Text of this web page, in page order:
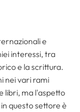
e
interessi, tra
e la scrittura.
nei vari rami
libri, ma l'aspetto
questo settore è